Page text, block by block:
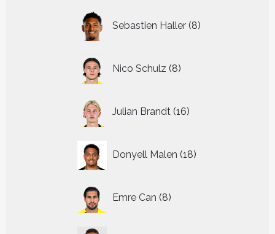
Sebastien Haller 8
producten
Nico Schulz 8
producten
Julian Brandt 16
producten
Donyell Malen 18
producten
Emre Can 8
producten